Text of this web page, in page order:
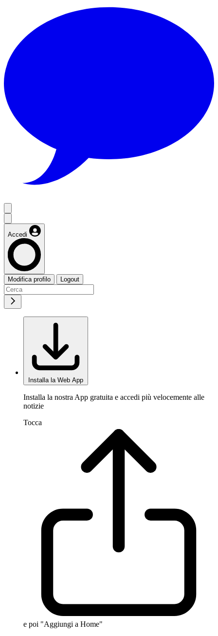
Accedi
Modifica profilo Logout
Installa la Web App
Installa la nostra App gratuita e accedi più velocemente alle
notizie
Tocca
e poi "Aggiungi a Home"